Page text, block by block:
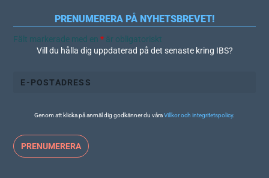
PRENUMERERA PÅ NYHETSBREVET!
Fält markerade med en* är obligatoriskt
Vill du hålla dig uppdaterad på det senaste kring IBS?
Genom att klicka på anmäl dig godkänner du våraVillkor och integritetspolicy.